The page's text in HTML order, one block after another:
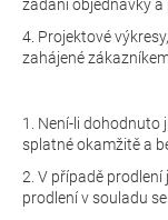
zadání objednávky
4. Projektové
zahájené
1. Není-li dohodnuto
splatné okamžitě a
2. V případě
prodlení v souladu